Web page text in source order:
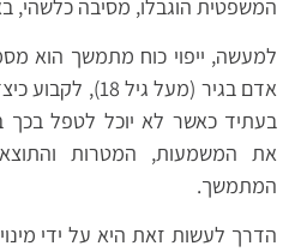
המשפטית הוגבלו, מסיבה כלשהי,
למעשה, ייפוי כוח מתמשך הוא
אדם בגיר (מעל גיל
בעתיד כאשר לא יוכל לטפל בכך
את המשמעות, המטרות
המתמשך.
הדרך לעשות זאת היא על ידי